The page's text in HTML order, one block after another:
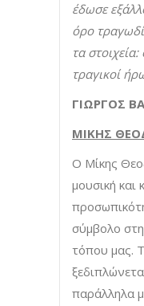
έδωσε
όρο
τα
τραγικοί
ΓΙΩΡΓΟΣ
ΜΙΚΗΣ
Ο Μίκης
μουσική και
σύμβολο
τόπου μας.
παράλληλα